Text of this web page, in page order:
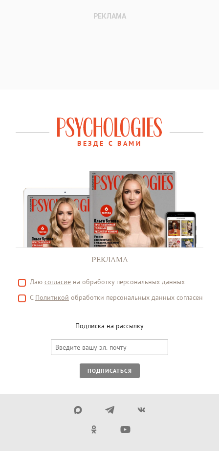
ВЕЗДЕ С ВАМИ
РЕКЛАМА
Даю согласие на обработку персональных данных
С Политикой обработки персональных данных согласен
Подписка на рассылку
ПОДПИСАТЬСЯ